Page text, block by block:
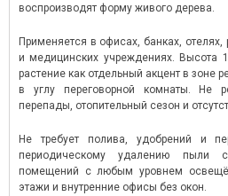
воспроизводят форму живого дерева.
Применяется в офисах, банках, отелях,
и медицинских учреждениях. Высота
растение как отдельный акцент в зоне
в углу переговорной комнаты. Не
перепады, отопительный сезон и
Не требует полива, удобрений и
периодическому удалению пыли
помещений с любым уровнем
этажи и внутренние офисы без окон.